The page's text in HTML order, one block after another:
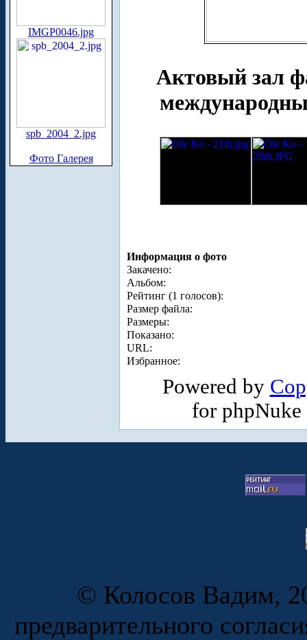
IMGP0046.jpg
spb_2004_2.jpg
Фото Галерея
Актовый зал
Информация о фото
Закачено:
Альбом:
Рейтинг (1 голосов):
Размер файла:
Размеры:
Показано:
URL:
Избранное:
Powered by
for
© Колосов Вадим,
предварительного